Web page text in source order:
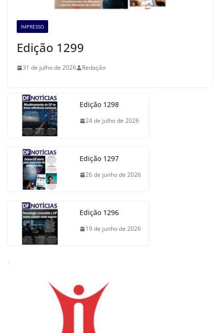
IMPRESSO
Edição 1299
31 de julho de 2026 Redação
Edição 1298
24 de julho de 2026
Edição 1297
26 de junho de 2026
Edição 1296
19 de junho de 2026